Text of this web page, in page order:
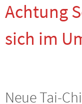
Achtung
sich im
Neue Tai-